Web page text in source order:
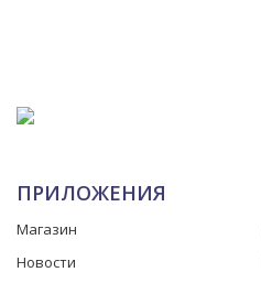
ПРИЛОЖЕНИЯ
Магазин
Новости